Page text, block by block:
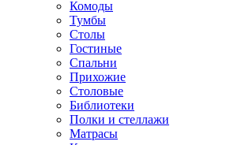
Комоды
Тумбы
Столы
Гостиные
Спальни
Прихожие
Столовые
Библиотеки
Полки и стеллажи
Матрасы